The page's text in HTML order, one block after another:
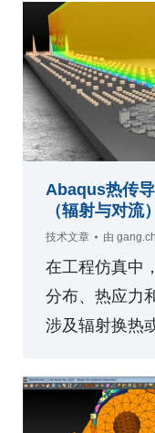
Abaqus热传
（辐射与对流
技术文章 由
在工程仿真中
分布、热应力
涉及辐射换热